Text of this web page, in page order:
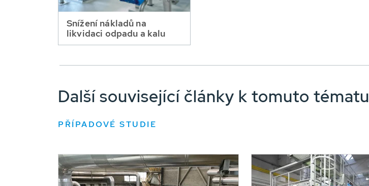
Snížení nákladů na
likvidaci odpadu a kalu
Další související články k tomuto tématu
PŘÍPADOVÉ STUDIE